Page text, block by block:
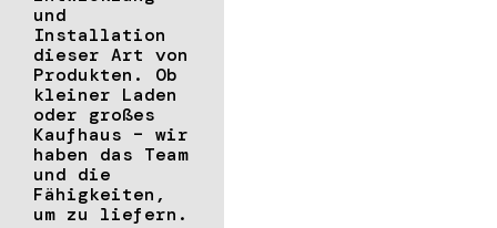
und
Installation
dieser Art von
Produkten. Ob
kleiner Laden
oder großes
Kaufhaus – wir
haben das Team
und die
Fähigkeiten,
um zu liefern.